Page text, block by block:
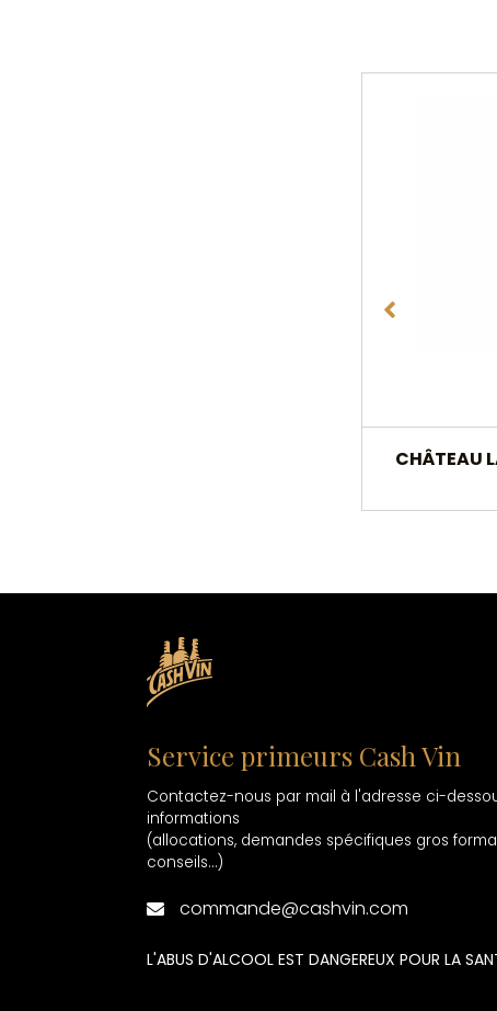
CHÂTEAU
Service primeurs Cash Vin
Contactez-nous par mail à l'adresse ci-
informations
(allocations, demandes spécifiques gros
conseils...)
commande@cashvin.com
L'ABUS D'ALCOOL EST DANGEREUX POUR LA